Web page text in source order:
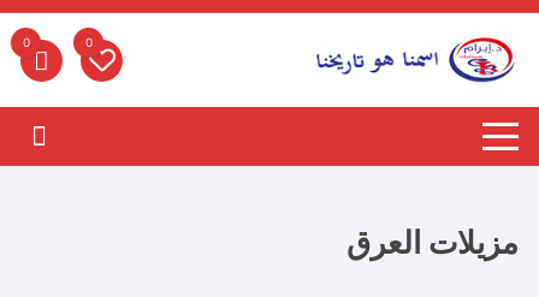
التجاوز
المحتوى
0
0
مزيلات العرق